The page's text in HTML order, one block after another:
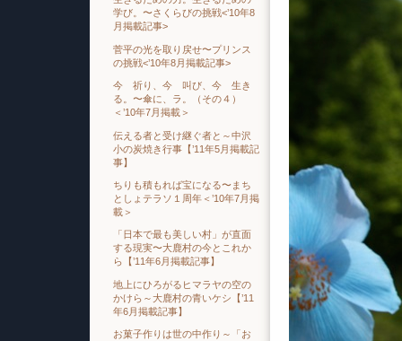
学び。〜さくらびの挑戦<’10年8
月掲載記事>
菅平の光を取り戻せ〜プリンス
の挑戦<’10年8月掲載記事>
今 祈り、今 叫び、今 生き
る。〜傘に、ラ。（その４）
＜’10年7月掲載＞
伝える者と受け継ぐ者と～中沢
小の炭焼き行事【’11年5月掲載記
事】
ちりも積もれば宝になる〜まち
としょテラソ１周年＜’10年7月掲
載＞
「日本で最も美しい村」が直面
する現実〜大鹿村の今とこれか
ら【’11年6月掲載記事】
地上にひろがるヒマラヤの空の
かけら～大鹿村の青いケシ【’11
年6月掲載記事】
お菓子作りは世の中作り～「お